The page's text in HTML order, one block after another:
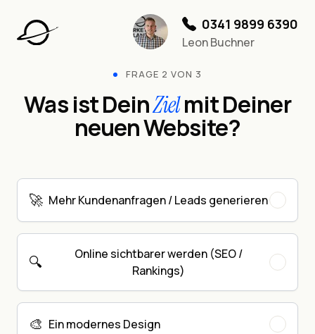
0341 9899 6390
Leon Buchner
FRAGE 2 VON 3
Was ist DeinZielmit Deiner
neuen Website?
🚀 Mehr Kundenanfragen / Leads generieren
🔍
Online sichtbarer werden (SEO /
Rankings)
🎨 Ein modernes Design